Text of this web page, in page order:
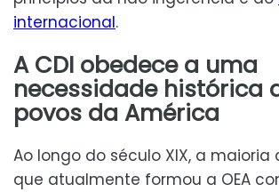
internacional.
A CDI obedece a uma
necessidade histórica
povos da América
Ao longo do século XIX, a maioria
que atualmente formou a OEA